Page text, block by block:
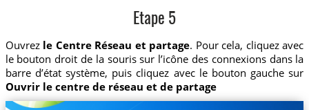
Etape 5
Ouvrez le Centre Réseau et partage. Pour cela, cliquez avec
le bouton droit de la souris sur l’icône des connexions dans la
barre d’état système, puis cliquez avec le bouton gauche sur
Ouvrir le centre de réseau et de partage